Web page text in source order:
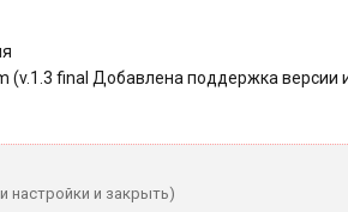
(v.1.3 final Добавлена поддержка версии
настройки и закрыть)